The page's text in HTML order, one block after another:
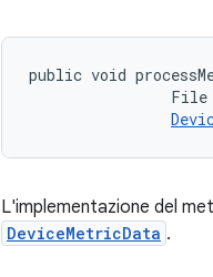
public void
L'implementazione del
DeviceMetricData .